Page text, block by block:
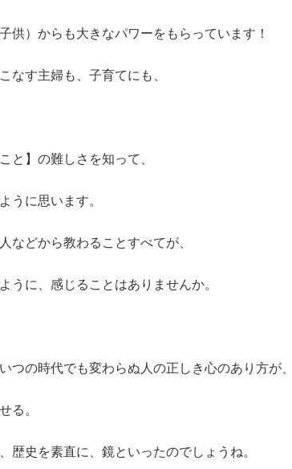
供）からも大きなパワーをもらっています！
なす主婦も、子育てにも、
と】の難しさを知って、
うに思います。
などから教わることすべてが、
うに、感じることはありませんか。
の時代でも変わらぬ人の正しき心のあり方が、
る。
歴史を素直に、鏡といったのでしょうね。